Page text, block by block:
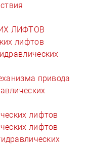
ЛИФТОВ
лифтов
привода
лифтов
лифтов